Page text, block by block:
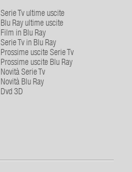
Serie Tv ultime uscite
Blu Ray ultime uscite
Film in Blu Ray
Serie Tv in Blu Ray
Prossime uscite Serie Tv
Prossime uscite Blu Ray
Novità Serie Tv
Novità Blu Ray
Dvd 3D